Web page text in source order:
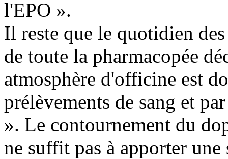
l'EPO ».
Il reste que le quotidien
de toute la pharmacopée
atmosphère d'officine est
prélèvements de sang et
». Le contournement du
ne suffit pas à apporter